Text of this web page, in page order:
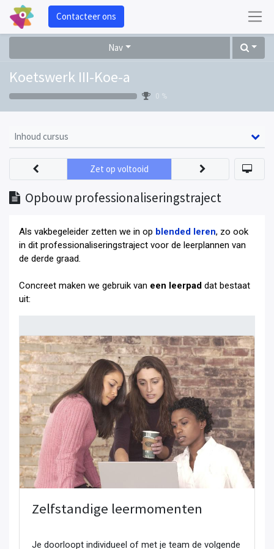
Contacteer ons
Nav
Koetswerk III-Koe-a
0 %
Inhoud cursus
Opbouw professionaliseringstraject
Zet op voltooid
Als vakbegeleider zetten we in op blended leren, zo ook
in dit professionaliseringstraject voor de leerplannen van
de derde graad
Concreet maken we gebruik van een leerpad dat bestaat
uit:
Zelfstandige leermomenten
Je doorloopt individueel of met je team de volgende